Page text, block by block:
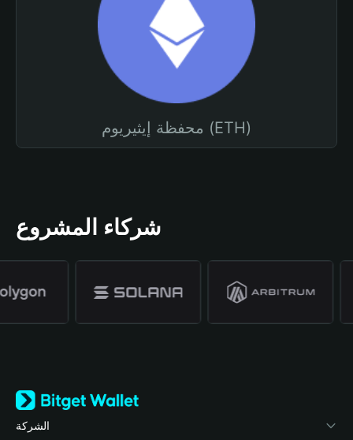
محفظة إيثيريوم (ETH)
شركاء المشروع
الشركة